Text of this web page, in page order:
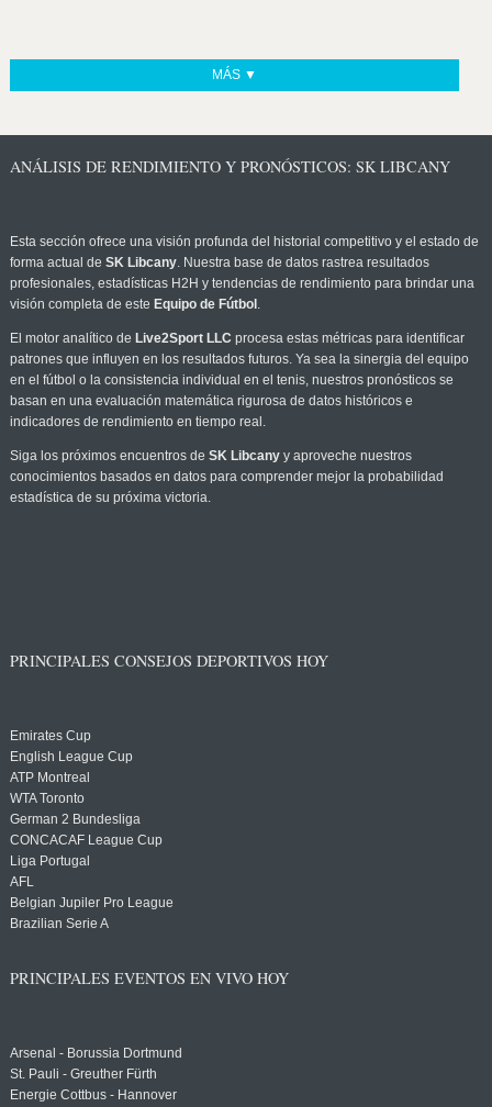
MÁS ▼
ANÁLISIS DE RENDIMIENTO Y PRONÓSTICOS: SK LIBCANY
Esta sección ofrece una visión profunda del historial competitivo y el estado de
forma actual de SK Libcany. Nuestra base de datos rastrea resultados
profesionales, estadísticas H2H y tendencias de rendimiento para brindar una
visión completa de este Equipo de Fútbol .
El motor analítico de Live2Sport LLC procesa estas métricas para identificar
patrones que influyen en los resultados futuros. Ya sea la sinergia del equipo
en el fútbol o la consistencia individual en el tenis, nuestros pronósticos se
basan en una evaluación matemática rigurosa de datos históricos e
indicadores de rendimiento en tiempo real.
Siga los próximos encuentros de SK Libcanyy aproveche nuestros
conocimientos basados en datos para comprender mejor la probabilidad
estadística de su próxima victoria.
PRINCIPALES CONSEJOS DEPORTIVOS HOY
Emirates Cup
English League Cup
ATP Montreal
WTA Toronto
German 2 Bundesliga
CONCACAF League Cup
Liga Portugal
AFL
Belgian Jupiler Pro League
Brazilian Serie A
PRINCIPALES EVENTOS EN VIVO HOY
Arsenal - Borussia Dortmund
St. Pauli - Greuther Fürth
Energie Cottbus - Hannover